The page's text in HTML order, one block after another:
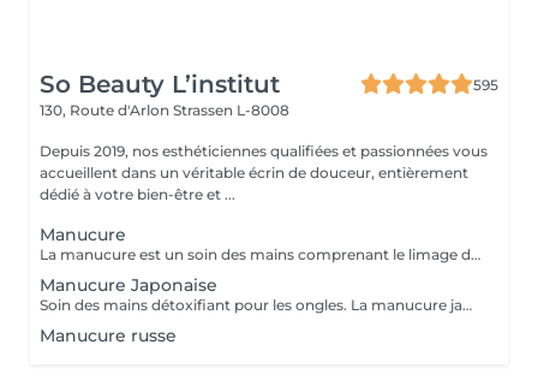
So Beauty L’institut
595
130, Route d'Arlon Strassen L-8008
Depuis 2019, nos esthéticiennes qualifiées et passionnées vous
accueillent dans un véritable écrin de douceur, entièrement
dédié à votre bien-être et ...
Manucure
La manucure est un soin des mains comprenant le limage des ongles, la pousse et la coupe des cuticules, gommage, massage avec crème de soin et application d'un vernis transparent si désiré.
Manucure Japonaise
Soin des mains détoxifiant pour les ongles. La manucure japonaise consiste à polir et nettoyer les ongles en profondeur pour ensuite les nourrir avec une pâte à base de cire d'abeille qui va oxygéner l'ongle. L'ongle ressort brillant naturellement et pour une durée de 3 semaines. Comprend le limage des ongles, la pousse et la coupe des cuticules, polissage, application de la pâte à base de cire d'abeille et de la poudre fixante, gommage, massage avec crème de soin et application d'un vernis transparent si désiré.
Manucure russe